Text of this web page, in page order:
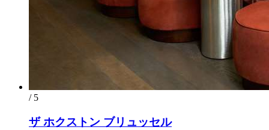
/ 5
ザ ホクストン ブリュッセル